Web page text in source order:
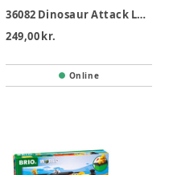
36082 Dinosaur Attack Legesæt
249,00 kr.
Online